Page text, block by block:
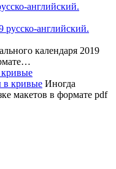
английский.
календаря 2019
Иногда
макетов в формате pdf